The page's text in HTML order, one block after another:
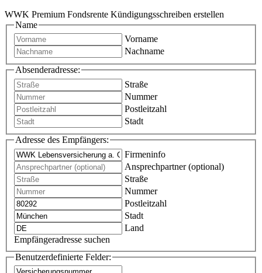
WWK Premium Fondsrente Kündigungsschreiben erstellen
Name
Vorname
Nachname
Absenderadresse:
Straße
Nummer
Postleitzahl
Stadt
Adresse des Empfängers:
Firmeninfo
Ansprechpartner (optional)
Straße
Nummer
Postleitzahl
Stadt
Land
Empfängeradresse suchen
Benutzerdefinierte Felder: